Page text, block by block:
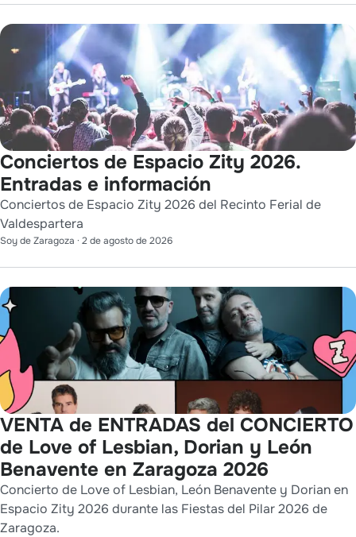
Conciertos de Espacio Zity 2026.
Entradas e información
Conciertos de Espacio Zity 2026 del Recinto Ferial de
Valdespartera
Soy de Zaragoza · 2 de agosto de 2026
VENTA de ENTRADAS del CONCIERTO
de Love of Lesbian, Dorian y León
Benavente en Zaragoza 2026
Concierto de Love of Lesbian, León Benavente y Dorian en
Espacio Zity 2026 durante las Fiestas del Pilar 2026 de
Zaragoza.